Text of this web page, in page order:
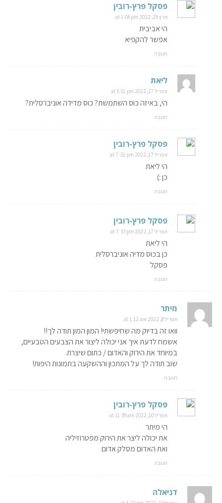
פסקל פרץ-רובין
מרץ 29, 2022 at 1:04 pm
הי אביבית
אפשר להקפיא
תגובה
ליאת
אפריל 17, 2022 at 5:51 pm
הי, באיזה כוס השתמשת? כוס מדידה אוניברסלית?
תגובה
פסקל פרץ-רובין
אפריל 17, 2022 at 7:32 pm
הי ליאת
כן :)
תגובה
פסקל פרץ-רובין
אפריל 17, 2022 at 7:33 pm
הי ליאת
כן בכוס מדיה אוניברסלית
פסקל
תגובה
מיתר
אפריל 8, 2022 at 1:12 am
וואו זה בדיוק מה שחיפשתי! המון המון תודה לך!!
אשמח לדעת איך אני יכולה ליצור את הצבעים הטבעיים,
במיוחד את הירוק והאדום / כתום שיצרת.
שוב תודה לך על המתכון וההשקעה בתמונות היפות!
תגובה
פסקל פרץ-רובין
אפריל 10, 2022 at 11:39 am
הי מיתר
את יכולה ליצר את הירוק מפטרוזיליה
ואת האדום מסלק אדום
תגובה
דניאלה